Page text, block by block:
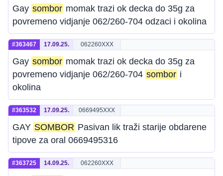
Gay sombor momak trazi ok decka do 35g za
povremeno vidjanje 062/260-704 odzaci i okolina
#363467 17.09.25. 062260XXX
Gay sombor momak trazi ok decka do 35g za
povremeno vidjanje 062/260-704 sombor i
okolina
#363532 17.09.25. 0669495XXX
GAY SOMBOR Pasivan lik traži starije obdarene
tipove za oral 0669495316
#363725 14.09.25. 062260XXX